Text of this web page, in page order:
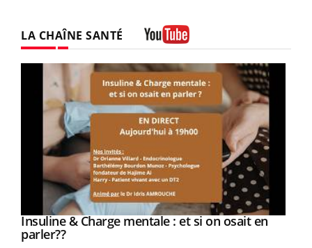
LA CHAÎNE SANTÉ
Youtube
Insuline & Charge mentale : et si on osait en
parler??Youtube